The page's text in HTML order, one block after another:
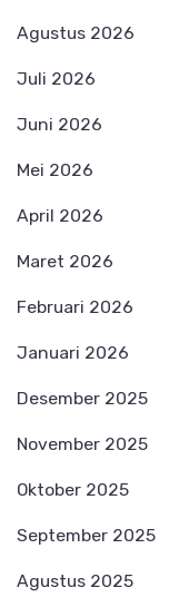
Agustus 2026
Juli 2026
Juni 2026
Mei 2026
April 2026
Maret 2026
Februari 2026
Januari 2026
Desember 2025
November 2025
Oktober 2025
September 2025
Agustus 2025